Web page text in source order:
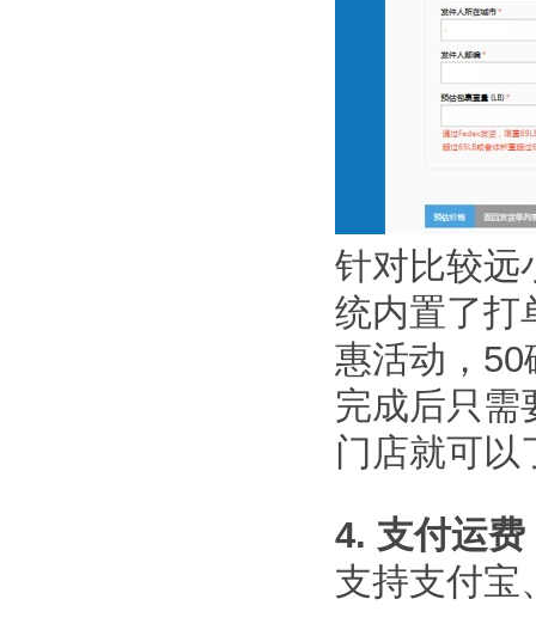
针对比较远
统内置了打
惠活动，
完成后只需
门店就可以
4. 支付运费
支持支付宝